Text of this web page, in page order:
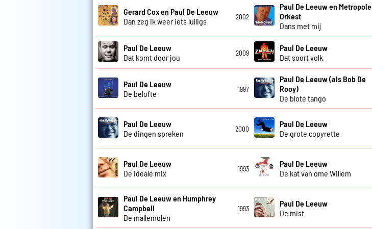
Gerard Cox en Paul De Leeuw
Dan zeg ik weer iets lulligs
2002
Paul De Leeuw en Metropole
Orkest
Dans met mij
Paul De Leeuw
Dat komt door jou
2009
Paul De Leeuw
Dat soort volk
Paul De Leeuw
De belofte
1997
Paul De Leeuw (als Bob De
Rooy)
De blote tango
Paul De Leeuw
De dingen spreken
2000
Paul De Leeuw
De grote copyrette
Paul De Leeuw
De ideale mix
1993
Paul De Leeuw
De kat van ome Willem
Paul De Leeuw en Humphrey
Campbell
De mallemolen
1993
Paul De Leeuw
De mist